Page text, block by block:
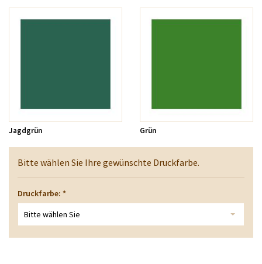
Jagdgrün Grün
Bitte wählen Sie Ihre gewünschte Druckfarbe.
Druckfarbe: *
Bitte wählen Sie